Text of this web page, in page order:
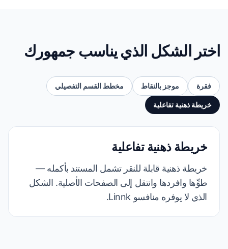
اختر الشكل الذي يناسب جمهورك
فقرة موجز بالنقاط مخطط القسم التفصيلي
خريطة ذهنية تفاعلية
خريطة ذهنية تفاعلية
خريطة ذهنية قابلة للنقر تشمل المستند بأكمله —
طوِّها وافردها وانتقل إلى الصفحات الأصلية. الشكل
الذي لا يوفره منافسو Linnk.